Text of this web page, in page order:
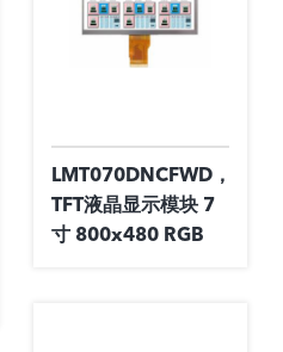
LMT070DNCFWD，
TFT液晶显示模块 7
寸 800x480 RGB